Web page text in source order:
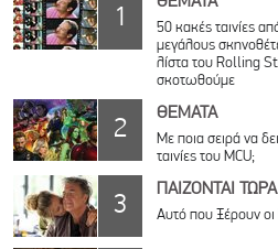
1
50 κακές ταινίες
μεγάλους
λίστα του Rolling
σκοτωθούμε
2 ΘΕΜΑΤΑ
Με ποια σειρά να
ταινίες του MCU;
3 ΠΑΙΖΟΝΤΑΙ ΤΩΡΑ
Αυτό που Ξέρουν οι